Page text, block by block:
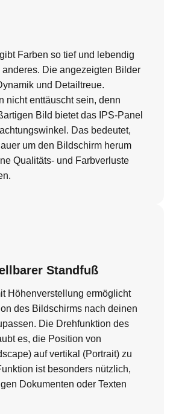
Farben so tief und lebendig
Die angezeigten Bilder
und Detailtreue.
nicht enttäuscht sein, denn
Bild bietet das IPS-Panel
Das bedeutet,
um den Bildschirm herum
Qualitäts- und Farbverluste
Standfuß
Höhenverstellung ermöglicht
des Bildschirms nach deinen
Die Drehfunktion des
es, die Position von
auf vertikal (Portrait) zu
ist besonders nützlich,
Dokumenten oder Texten